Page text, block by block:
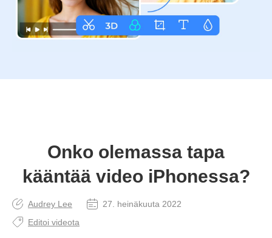
Onko olemassa tapa
kääntää video iPhonessa?
Audrey Lee
27. heinäkuuta 2022
Editoi videota